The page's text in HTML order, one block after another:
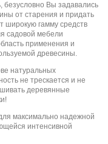
безусловно Вы задавались
от старения и придать
широкую гамму средств
садовой мебели
применения и
древесины.
натуральных
не трескается и не
деревянные
максимально надежной
интенсивной